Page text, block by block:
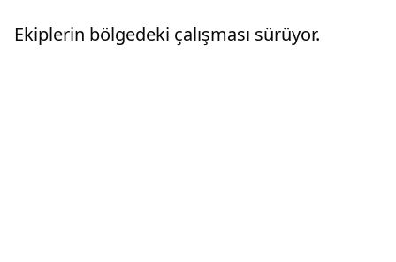
Ekiplerin bölgedeki çalışması sürüyor.